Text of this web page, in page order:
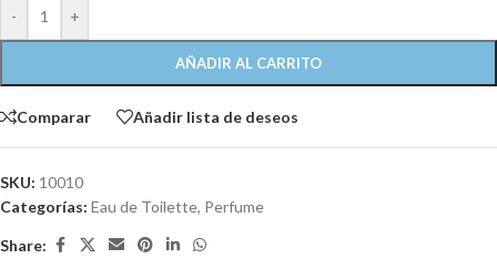
- +
AÑADIR AL CARRITO
Comparar Añadir lista de deseos
SKU: 10010
Categorías: Eau de Toilette, Perfume
Share: